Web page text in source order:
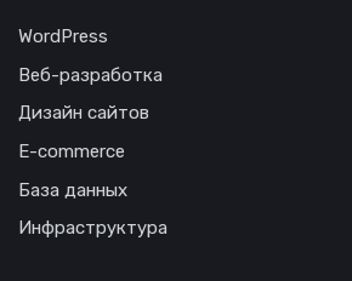
WordPress
Веб-разработка
Дизайн сайтов
E-commerce
База данных
Инфраструктура